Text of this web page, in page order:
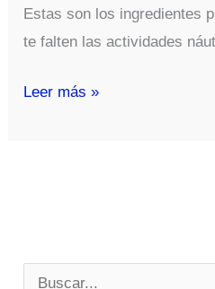
Estas son los ingredientes
te falten las actividades
Aventuras
Leer más »